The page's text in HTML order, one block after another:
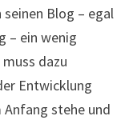
Blog – egal
– ein wenig
dazu
Entwicklung
Anfang stehe und